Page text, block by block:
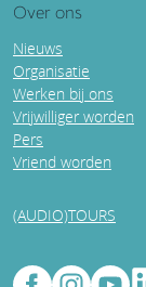
Over ons
Nieuws
Organisatie
Werken bij ons
Vrijwilliger worden
Pers
Vriend worden
(AUDIO)TOURS